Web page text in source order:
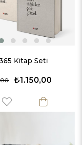
Kitap Seti
₺1.150,00